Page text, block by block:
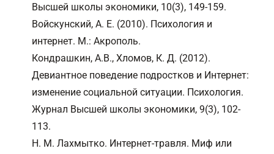
Высшей школы экономики, 10(3), 149-159.
Войскунский, А. Е. (2010). Психология и
интернет. М.: Акрополь.
Кондрашкин, А.В., Хломов, К. Д. (2012).
Девиантное поведение подростков и Интернет:
изменение социальной ситуации. Психология.
Журнал Высшей школы экономики, 9(3), 102-
113.
Н. М. Лахмытко. Интернет-травля. Миф или